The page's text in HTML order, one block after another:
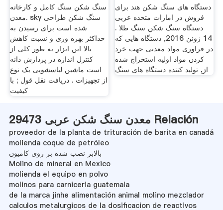
سنگ شکن سنگ کامل و کارخانه
معدن. sky سنگ شکن طراحی
شده است برای رسیدن به
حداکثر بهره وری و نسبت کاهش
بالا این ابزار به طور کلی از
کنترل اندازه در پردازش دانه
است ماشین لباسشویی یک نوع
از تجهیزات . دریافت نقل قول ; با
کیفیت
دستگاه های سنگ شکن هند برای
فروش در امارات متحده عربی
دستگاه سنگ شکن سنگ طلا .
14 ژوئن 2016, دستگاه هایی که
در فراوری مواد معدنی جهت خرد
کردن مواد اولیه استخراج شده
از, تولید کننده دستگاه های سنگ
معدن سنگ شکن عربی 29473 Relación
proveedor de la planta de trituración de barita en canadá
molienda coque de petróleo
بالابر نصب شده بر روی کامیون
Molino de mineral en Mexico
molienda el equipo en polvo
molinos para carniceria guatemala
de la marca jinhe alimentación animal molino mezclador
calculos metalurgicos de la dosificacion de reactivos